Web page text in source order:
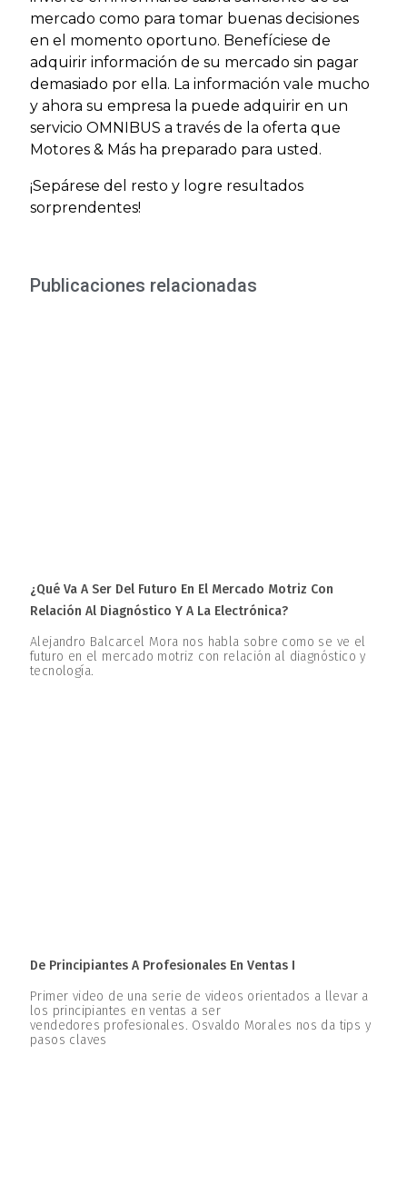
mercado como para tomar buenas decisiones
en el momento oportuno. Benefíciese de
adquirir información de su mercado sin pagar
demasiado por ella. La información vale mucho
y ahora su empresa la puede adquirir en un
servicio OMNIBUS a través de la oferta que
Motores & Más ha preparado para usted.
¡Sepárese del resto y logre resultados
sorprendentes!
Publicaciones relacionadas
¿Qué Va A Ser Del Futuro En El Mercado Motriz Con
Relación Al Diagnóstico Y A La Electrónica?
Alejandro Balcarcel Mora nos habla sobre como se ve el
futuro en el mercado motriz con relación al diagnóstico y
tecnología.
De Principiantes A Profesionales En Ventas I
Primer video de una serie de videos orientados a llevar a
los principiantes en ventas a ser
vendedores profesionales. Osvaldo Morales nos da tips y
pasos claves